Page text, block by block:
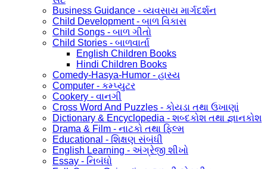
Business Guidance - વ્યવસાય માર્ગદર્શન
Child Development - બાળ વિકાસ
Child Songs - બાળ ગીતો
Child Stories - બાળવાર્તા
English Children Books
Hindi Children Books
Comedy-Hasya-Humor - હાસ્ય
Computer - કમ્પ્યુટર
Cookery - વાનગી
Cross Word And Puzzles - કોયડા તથા ઉખાણાં
Dictionary & Encyclopedia - શબ્દકોશ તથા જ્ઞાનકોશ
Drama & Film - નાટકો તથા ફિલ્મ
Educational - શિક્ષણ સંબંધી
English Learning - અંગ્રેજી શીખો
Essay - નિબંધો